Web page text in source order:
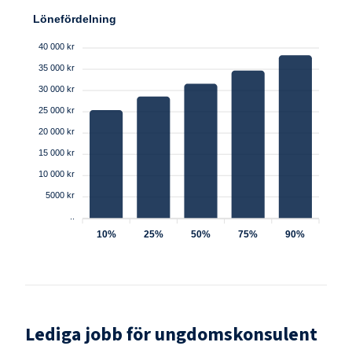
Lönefördelning
40 000 kr
35 000 kr
30 000 kr
25 000 kr
20 000 kr
15 000 kr
10 000 kr
5000 kr
10% 25% 50% 75% 90%
Lediga jobb förungdomskonsulent